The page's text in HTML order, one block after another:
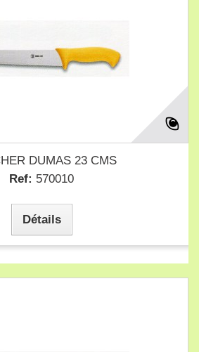
DUMAS 23 CMS
Ref: 570010
Détails